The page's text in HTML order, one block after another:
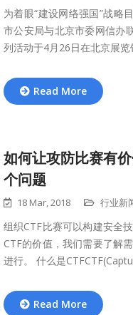
为着眼“建设网络强国”战略
市公安局与北京市委网信办
列活动于4月26日在北京展览
Read More
如何让攻防比赛有
个问题
18 Mar, 2018 行业新
组织CTF比赛可以构建安全
CTF的价值，我们需要了解
进行。 什么是
Read More